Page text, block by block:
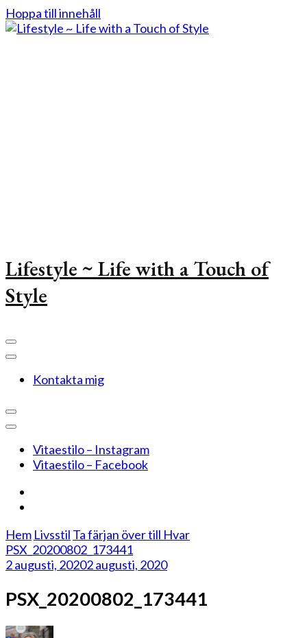
Hoppa till innehåll
Lifestyle ~ Life with a Touch of
Style
Kontakta mig
Vitaestilo – Instagram
Vitaestilo – Facebook
Hem Livsstil Ta färjan över till Hvar
PSX_20200802_173441
2 augusti, 20202 augusti, 2020
PSX_20200802_173441